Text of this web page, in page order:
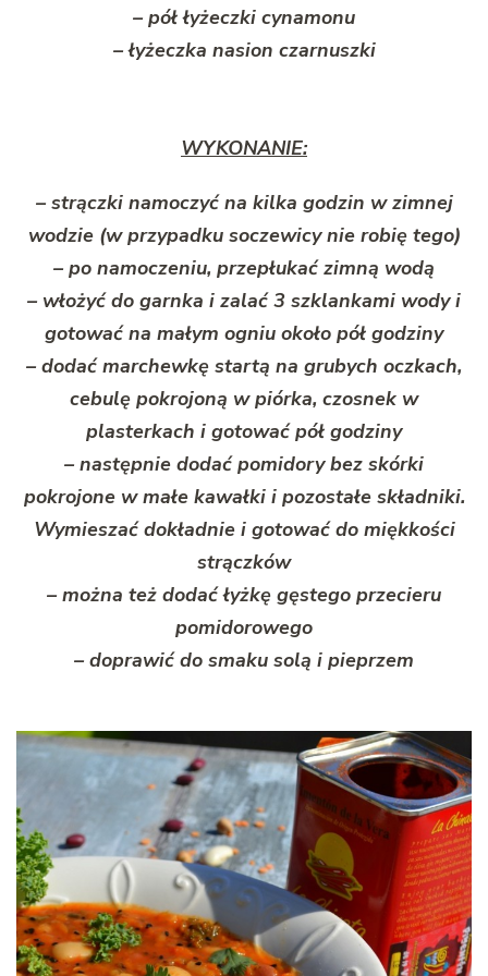
– pół łyżeczki cynamonu
– łyżeczka nasion czarnuszki
WYKONANIE:
– strączki namoczyć na kilka godzin w zimnej
wodzie (w przypadku soczewicy nie robię tego)
– po namoczeniu, przepłukać zimną wodą
– włożyć do garnka i zalać 3 szklankami wody i
gotować na małym ogniu około pół godziny
– dodać marchewkę startą na grubych oczkach,
cebulę pokrojoną w piórka, czosnek w
plasterkach i gotować pół godziny
– następnie dodać pomidory bez skórki
pokrojone w małe kawałki i pozostałe składniki.
Wymieszać dokładnie i gotować do miękkości
strączków
– można też dodać łyżkę gęstego przecieru
pomidorowego
– doprawić do smaku solą i pieprzem